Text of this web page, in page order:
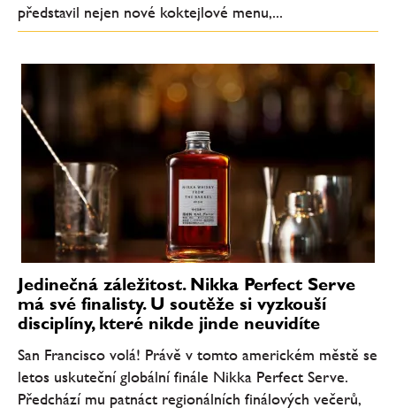
představil nejen nové koktejlové menu,...
Jedinečná záležitost. Nikka Perfect Serve
má své finalisty. U soutěže si vyzkouší
disciplíny, které nikde jinde neuvidíte
San Francisco volá! Právě v tomto americkém městě se
letos uskuteční globální finále Nikka Perfect Serve.
Předchází mu patnáct regionálních finálových večerů,